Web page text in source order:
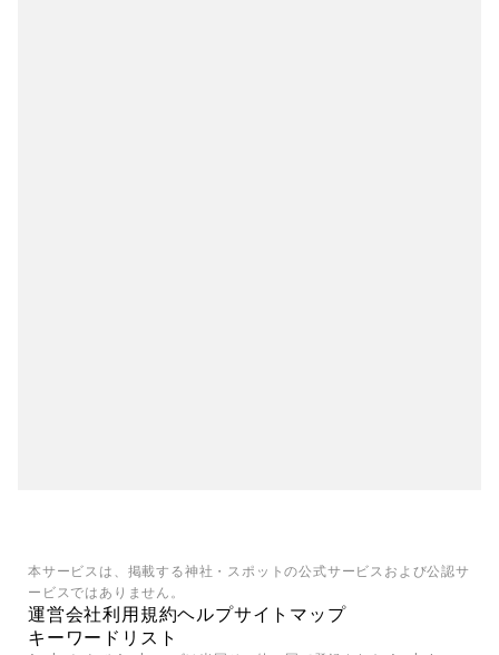
本サービスは、掲載する神社・スポットの公式サービスおよび公認サ
ービスではありません。
運営会社利用規約ヘルプサイトマップ
キーワードリスト